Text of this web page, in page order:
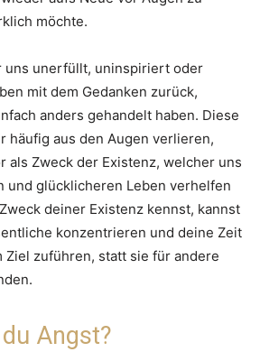
möchte.
uns unerfüllt, uninspiriert oder
mit dem Gedanken zurück,
anders gehandelt haben. Diese
häufig aus den Augen verlieren,
als Zweck der Existenz, welcher uns
und glücklicheren Leben verhelfen
deiner Existenz kennst, kannst
konzentrieren und deine Zeit
Ziel zuführen, statt sie für andere
Angst?